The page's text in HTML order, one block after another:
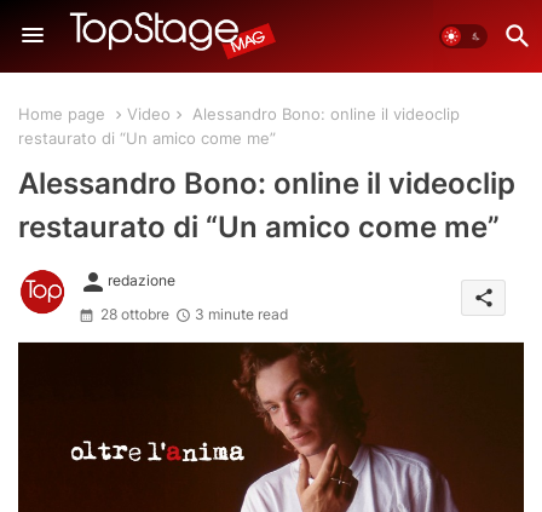
Home page Video
Alessandro Bono: online il videoclip
restaurato di “Un amico come me”
Alessandro Bono: online il videoclip
restaurato di “Un amico come me”
person redazione
28 ottobre
3 minute read
share